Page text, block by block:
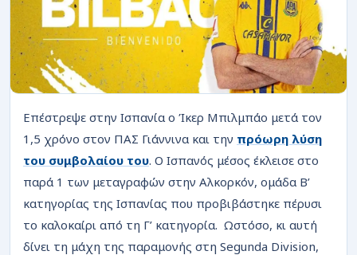
Επέστρεψε στην Ισπανία ο Ίκερ Μπιλμπάο μετά τον
1,5 χρόνο στον ΠΑΣ Γιάννινα και την πρόωρη λύση
του συμβολαίου του. Ο Ισπανός μέσος έκλεισε στο
παρά 1 των μεταγραφών στην Αλκορκόν, ομάδα Β’
κατηγορίας της Ισπανίας που προβιβάστηκε πέρυσι
το καλοκαίρι από τη Γ’ κατηγορία. Ωστόσο, κι αυτή
δίνει τη μάχη της παραμονής στη Segunda Division,